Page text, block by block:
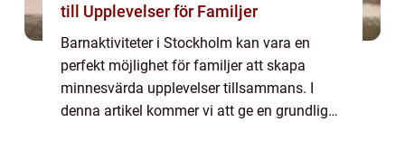
till Upplevelser för Familjer
Barnaktiviteter i Stockholm kan vara en
perfekt möjlighet för familjer att skapa
minnesvärda upplevelser tillsammans. I
denna artikel kommer vi att ge en grundlig